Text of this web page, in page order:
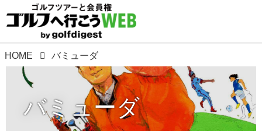
HOME バミューダ
バミューダ